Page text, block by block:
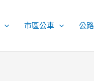
市區公車 公